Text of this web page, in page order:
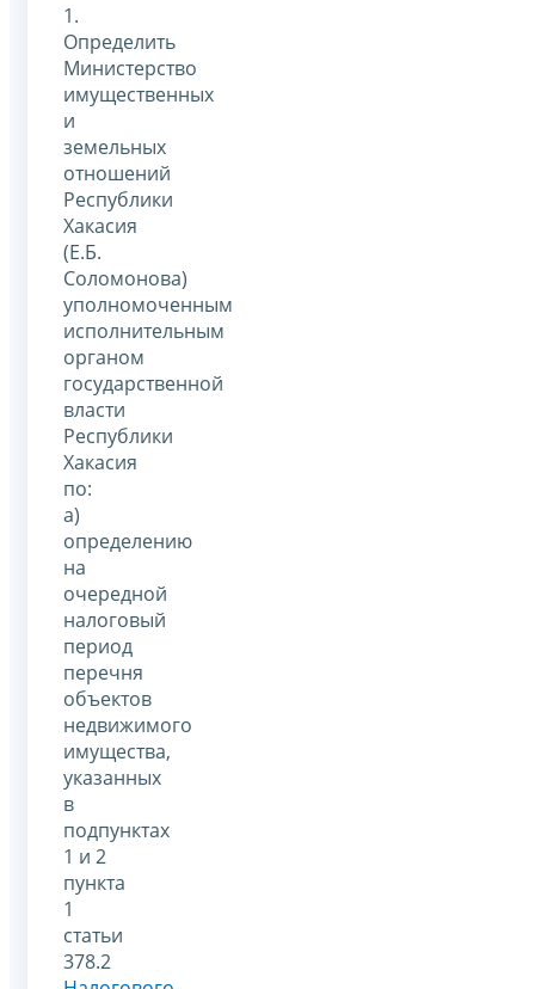
1.
Определить
Министерство
имущественных
и
земельных
отношений
Республики
Хакасия
(Е.Б.
Соломонова)
уполномоченным
исполнительным
органом
государственной
власти
Республики
Хакасия
по:
а)
определению
на
очередной
налоговый
период
перечня
объектов
недвижимого
имущества,
указанных
в
подпунктах
1 и 2
пункта
1
статьи
378.2